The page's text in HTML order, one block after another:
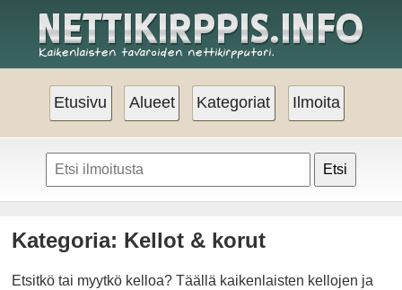
Etusivu Alueet Kategoriat Ilmoita
Etsi
Kategoria: Kellot & korut
Etsitkö tai myytkö kelloa? Täällä kaikenlaisten kellojen ja